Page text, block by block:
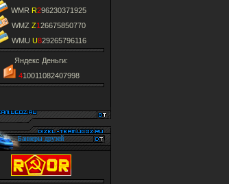
WMR R296230371925
WMZ Z126675850770
WMU U829265796116
Яндекс Деньги:
410011082407998
Баннеры друзей